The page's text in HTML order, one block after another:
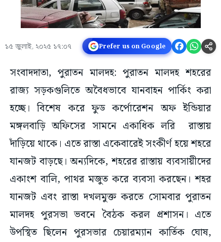
১৫ জুলাই, ২০২৫ ১৭:০৭ Prefer us on Google
সংবাদদাতা, পুরাতন মালদহ: পুরাতন মালদহ শহরের
রাজ্য সড়কগুলিতে অবৈধভাবে যানবাহন পার্কিং করা
হচ্ছে। বিশেষ করে ফুড কর্পোরেশন অফ ইন্ডিয়ার
মঙ্গলবাড়ি অফিসের সামনে একাধিক লরি রাস্তায়
দাঁড়িয়ে থাকে। এতে রাস্তা একেবারেই সংকীর্ণ হয়ে শহরে
যানজট বাড়ছে। অন্যদিকে, শহরের রাস্তায় ব্যবসায়ীদের
একাংশ বালি, পাথর মজুত করে ব্যবসা করছেন। শহর
যানজট এবং রাস্তা দখলমুক্ত করতে সোমবার পুরাতন
মালদহ পুরসভা ভবনে বৈঠক করল প্রশাসন। এতে
উপস্থিত ছিলেন পুরসভার চেয়ারম্যান কার্তিক ঘোষ,